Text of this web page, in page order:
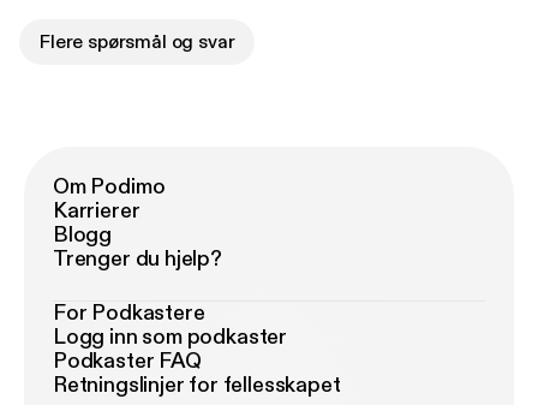
Flere spørsmål og svar
Om Podimo
Karrierer
Blogg
Trenger du hjelp?
For Podkastere
Logg inn som podkaster
Podkaster FAQ
Retningslinjer for fellesskapet